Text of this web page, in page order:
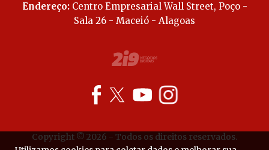
Endereço:Centro Empresarial Wall Street, Poço -
Sala 26 - Maceió - Alagoas
Copyright © 2026 - Todos os direitos reservados.